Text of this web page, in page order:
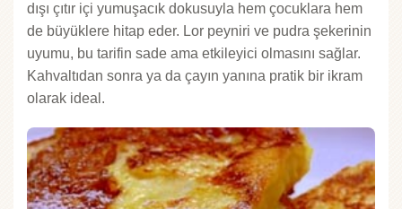
dışı çıtır içi yumuşacık dokusuyla hem çocuklara hem
de büyüklere hitap eder. Lor peyniri ve pudra şekerinin
uyumu, bu tarifin sade ama etkileyici olmasını sağlar.
Kahvaltıdan sonra ya da çayın yanına pratik bir ikram
olarak ideal.